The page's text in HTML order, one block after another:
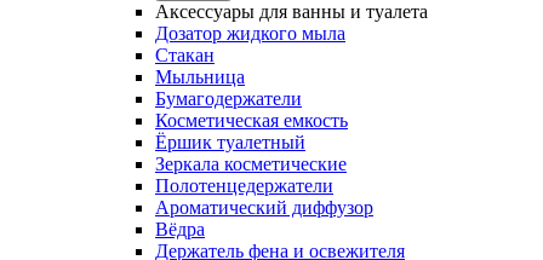
Аксессуары для ванны и туалета
Дозатор жидкого мыла
Стакан
Мыльница
Бумагодержатели
Косметическая емкость
Ёршик туалетный
Зеркала косметические
Полотенцедержатели
Ароматический диффузор
Вёдра
Держатель фена и освежителя